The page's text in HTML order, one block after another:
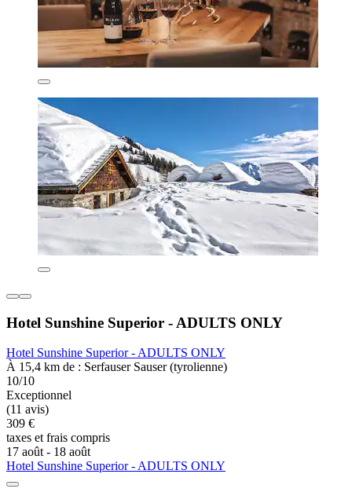
Hotel Sunshine Superior - ADULTS ONLY
Hotel Sunshine Superior - ADULTS ONLY
À 15,4 km de : Serfauser Sauser (tyrolienne)
10/10
Exceptionnel
(11 avis)
309 €
taxes et frais compris
17 août - 18 août
Hotel Sunshine Superior - ADULTS ONLY